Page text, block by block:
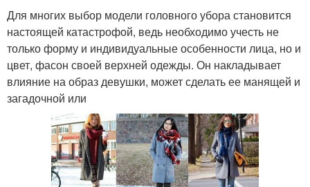
воротником
Зимний пальто
Для многих выбор модели головного убора становится
настоящей катастрофой, ведь необходимо учесть не
только форму и индивидуальные особенности лица, но и
цвет, фасон своей верхней одежды. Он накладывает
влияние на образ девушки, может сделать ее манящей и
загадочной или